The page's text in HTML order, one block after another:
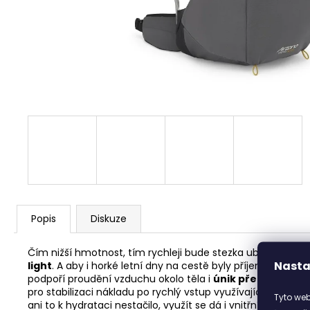
Tyto
Popis Diskuze
Čím nižší hmotnost, tím rychleji bude stezka ubíhat pod
light. A aby i horké letní dny na cestě byly příjemné,
podpoří proudění vzduchu okolo těla i únik
pro stabilizaci nákladu po rychlý vstup využívající
ani to k hydrataci nestačilo, využít se dá i vnitřní kapsa na